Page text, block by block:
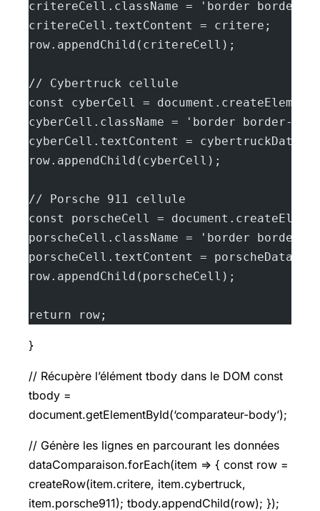
critereCell.className = 'border border-
critereCell.textContent = critere;
row.appendChild(critereCell);
// Cybertruck cellule
const cyberCell =
cyberCell.className = 'border border-
cyberCell.textContent = cybertruckData;
row.appendChild(cyberCell);
// Porsche 911 cellule
const porscheCell =
porscheCell.className = 'border border-
porscheCell.textContent = porscheData;
row.appendChild(porscheCell);
return row;
}
// Récupère l’élément tbody dans le DOM const
tbody =
document.getElementById(‘comparateur-body’);
// Génère les lignes en parcourant les données
dataComparaison.forEach(item => { const row =
createRow(item.critere, item.cybertruck,
item.porsche911); tbody.appendChild(row); });